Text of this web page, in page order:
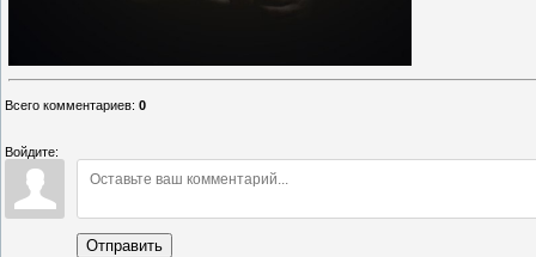
Всего комментариев: 0
Войдите:
Отправить